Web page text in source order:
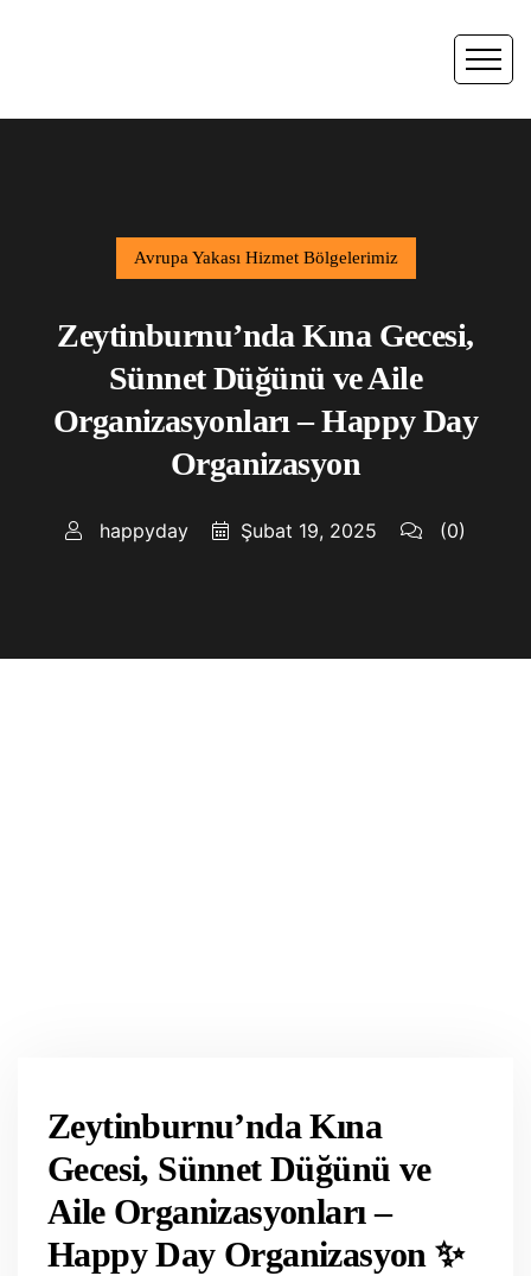
Avrupa Yakası Hizmet Bölgelerimiz
Zeytinburnu’nda Kına Gecesi,
Sünnet Düğünü ve Aile
Organizasyonları – Happy Day
Organizasyon
happyday Şubat 19, 2025 (0)
Zeytinburnu’nda Kına
Gecesi, Sünnet Düğünü ve
Aile Organizasyonları –
Happy Day Organizasyon ✨